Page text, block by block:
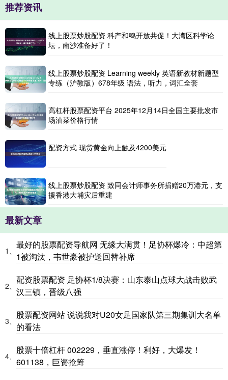
推荐资讯
线上股票炒股配资 科产和鸣开放共促！大湾区科学论
坛，南沙准备好了！
线上股票炒股配资 Learning weekly 英语新教材新题型
专练（沪教版）678年级 语法，听力，词汇全套
高杠杆股票配资平台 2025年12月14日全国主要批发市
场油菜价格行情
配资方式 现货黄金向上触及4200美元
线上股票炒股配资 致同会计师事务所捐赠20万港元，支
援香港大埔灾后重建
最新文章
1、
最好的股票配资导航网 无缘大满贯！足协杯爆冷：中超第
1被淘汰，韦世豪被护送回替补席
2、
配资股票配资 足协杯1/8决赛：山东泰山点球大战击败武
汉三镇，晋级八强
3、
股票配资网站 说说我对U20女足国家队第三期集训大名单
的看法
4、
股票十倍杠杆 002229，垂直涨停！利好，大爆发！
601138，巨资抢筹